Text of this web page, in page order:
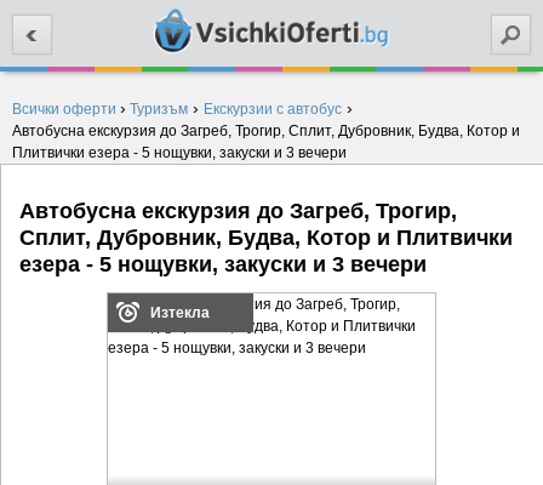
Всички оферти › Туризъм › Екскурзии с автобус ›
Автобусна екскурзия до Загреб, Трогир, Сплит, Дубровник, Будва, Котор и
Плитвички езера - 5 нощувки, закуски и 3 вечери
Автобусна екскурзия до Загреб, Трогир,
Сплит, Дубровник, Будва, Котор и Плитвички
езера - 5 нощувки, закуски и 3 вечери
Изтекла